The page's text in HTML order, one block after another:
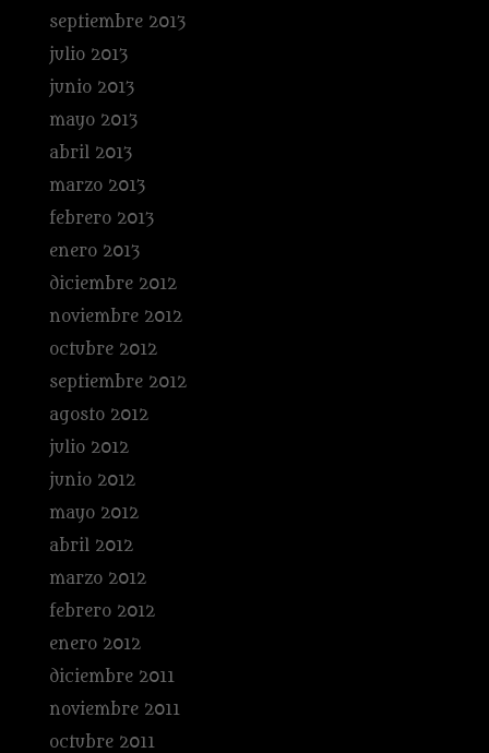
septiembre 2013
julio 2013
junio 2013
mayo 2013
abril 2013
marzo 2013
febrero 2013
enero 2013
diciembre 2012
noviembre 2012
octubre 2012
septiembre 2012
agosto 2012
julio 2012
junio 2012
mayo 2012
abril 2012
marzo 2012
febrero 2012
enero 2012
diciembre 2011
noviembre 2011
octubre 2011